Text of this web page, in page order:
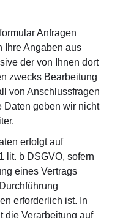
Anfragen
Ihre Angaben aus
der von Ihnen dort
zwecks Bearbeitung
von Anschlussfragen
Daten geben wir nicht
erfolgt auf
lit. b DSGVO, sofern
eines Vertrags
erforderlich ist. In
die Verarbeitung auf